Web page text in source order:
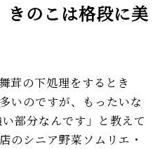
きのこは格段に美
茸の下処理をするとき
いのですが、もったいな
部分なんです」と教えて
のシニア野菜ソムリエ・
基本の作り方。赤・白
噌選び、だし＆具の選
説！なめこは豆味噌が
必見】鶏肉のトマト煮
意外と知らない下処理
パリの焼き方で差がつ